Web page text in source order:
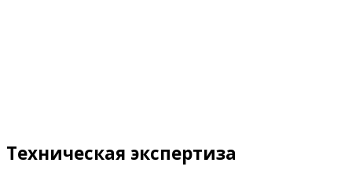
Техническая экспертиза